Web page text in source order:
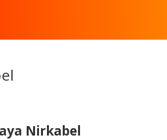
Nirkabel